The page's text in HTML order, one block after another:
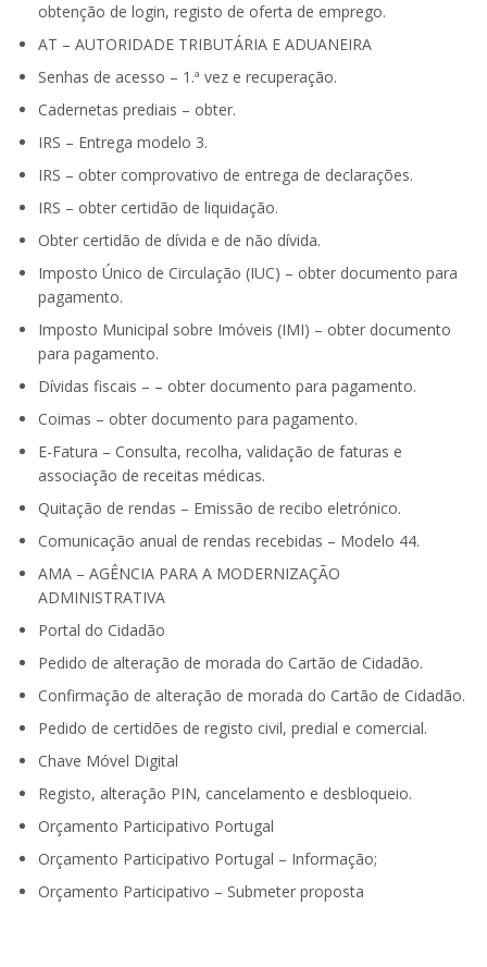
obtenção de login, registo de oferta de emprego.
AT – AUTORIDADE TRIBUTÁRIA E ADUANEIRA
Senhas de acesso – 1.ª vez e recuperação.
Cadernetas prediais – obter.
IRS – Entrega modelo 3.
IRS – obter comprovativo de entrega de declarações.
IRS – obter certidão de liquidação.
Obter certidão de dívida e de não dívida.
Imposto Único de Circulação (IUC) – obter documento para
pagamento.
Imposto Municipal sobre Imóveis (IMI) – obter documento
para pagamento.
Dívidas fiscais – – obter documento para pagamento.
Coimas – obter documento para pagamento.
E-Fatura – Consulta, recolha, validação de faturas e
associação de receitas médicas.
Quitação de rendas – Emissão de recibo eletrónico.
Comunicação anual de rendas recebidas – Modelo 44.
AMA – AGÊNCIA PARA A MODERNIZAÇÃO
ADMINISTRATIVA
Portal do Cidadão
Pedido de alteração de morada do Cartão de Cidadão.
Confirmação de alteração de morada do Cartão de Cidadão.
Pedido de certidões de registo civil, predial e comercial.
Chave Móvel Digital
Registo, alteração PIN, cancelamento e desbloqueio.
Orçamento Participativo Portugal
Orçamento Participativo Portugal – Informação;
Orçamento Participativo – Submeter proposta